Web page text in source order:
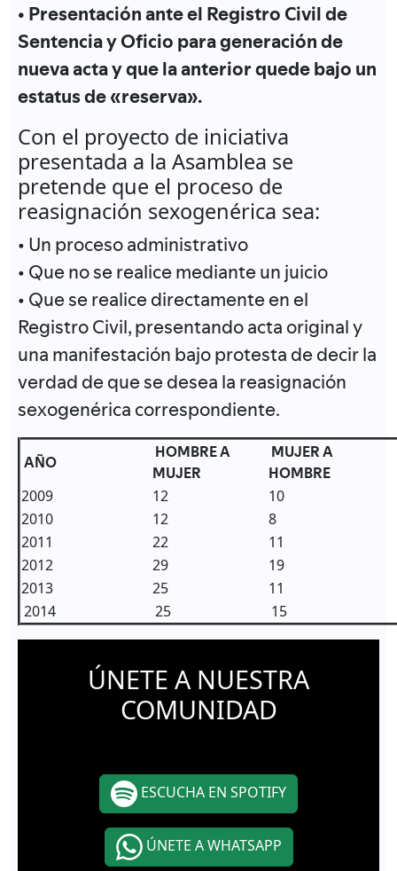
• Presentación ante el Registro Civil de
Sentencia y Oficio para generación de
nueva acta y que la anterior quede bajo un
estatus de «reserva».
Con el proyecto de iniciativa
presentada a la Asamblea se
pretende que el proceso de
reasignación sexogenérica sea:
• Un proceso administrativo
• Que no se realice mediante un juicio
• Que se realice directamente en el
Registro Civil, presentando acta original y
una manifestación bajo protesta de decir la
verdad de que se desea la reasignación
sexogenérica correspondiente.
AÑO
HOMBRE A
MUJER
MUJER A
HOMBRE
2009
12
10
2010
12
8
2011
22
11
2012
29
19
2013
25
11
2014
25 15
ÚNETE A NUESTRA
COMUNIDAD
ESCUCHA EN SPOTIFY
ÚNETE A WHATSAPP